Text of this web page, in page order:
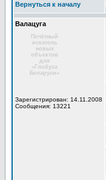
Вернуться к началу
Валацуга
Почётный
искатель
новых
объектов
для
«Глобуса
Беларуси»
Зарегистрирован: 14.11.2008
Сообщения: 13221